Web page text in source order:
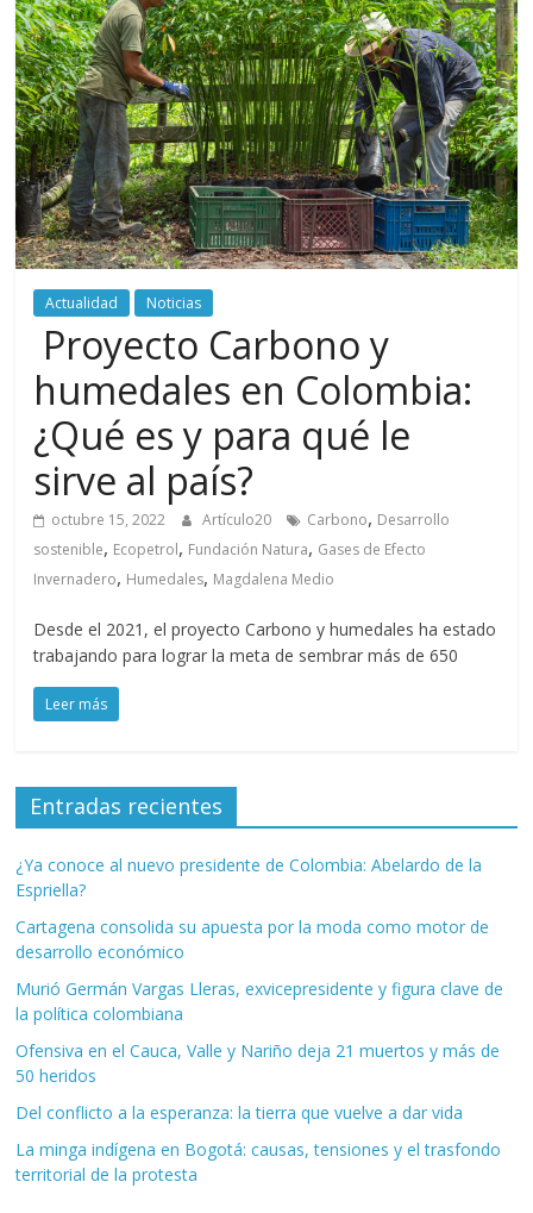
periodismo
digital
del
Politécnico
Grancolombiano
Actualidad Noticias
Proyecto Carbono y
humedales en Colombia:
¿Qué es y para qué le
sirve al país?
octubre 15, 2022 Artículo20 Carbono, Desarrollo
sostenible, Ecopetrol, Fundación Natura, Gases de Efecto
Invernadero, Humedales, Magdalena Medio
Desde el 2021, el proyecto Carbono y humedales ha estado
trabajando para lograr la meta de sembrar más de 650
Leer más
Entradas recientes
¿Ya conoce al nuevo presidente de Colombia: Abelardo de la
Espriella?
Cartagena consolida su apuesta por la moda como motor de
desarrollo económico
Murió Germán Vargas Lleras, exvicepresidente y figura clave de
la política colombiana
Ofensiva en el Cauca, Valle y Nariño deja 21 muertos y más de
50 heridos
Del conflicto a la esperanza: la tierra que vuelve a dar vida
La minga indígena en Bogotá: causas, tensiones y el trasfondo
territorial de la protesta